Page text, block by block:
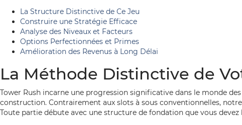
La Structure Distinctive de Ce Jeu
Construire une Stratégie Efficace
Analyse des Niveaux et Facteurs
Options Perfectionnées et Primes
Amélioration des Revenus à Long Délai
La Méthode Distinctive de
Tower Rush incarne une progression significative dans le monde
construction. Contrairement aux slots à sous conventionnelles,
Toute partie débute avec une structure de fondation que vous